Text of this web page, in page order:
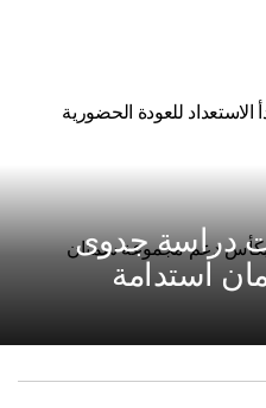
الاستعداد للعودة الحضورية
بكأس دعم مجموعة سمنان
دراسة جدوى
استدامة